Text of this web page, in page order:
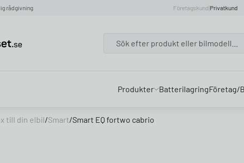
rådgivning Företagskund|Privatkund
Produkter BatterilagringFöretag/
till din elbil/Smart/Smart EQ fortwo cabrio